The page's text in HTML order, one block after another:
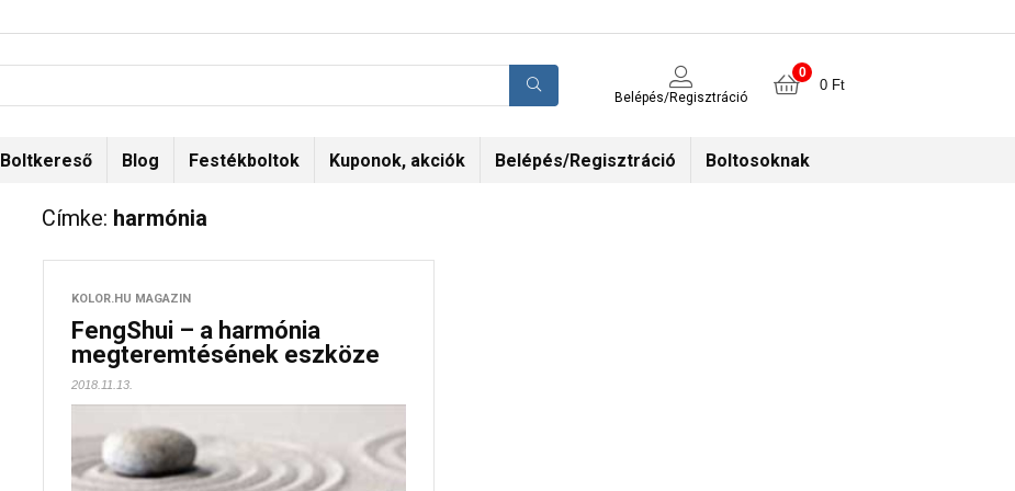
Belépés/Regisztráció
0
0 Ft
Boltkereső Blog Festékboltok Kuponok, akciók Belépés/Regisztráció Boltosoknak
Címke: harmónia
KOLOR.HU MAGAZIN
FengShui – a harmónia
megteremtésének eszköze
2018.11.13.